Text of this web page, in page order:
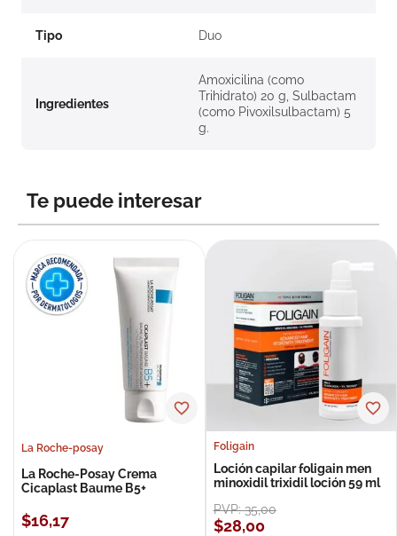
Tipo Duo
Ingredientes
Amoxicilina (como
Trihidrato) 20 g, Sulbactam
(como Pivoxilsulbactam) 5
g.
Te puede interesar
La Roche-posay
La Roche-Posay Crema
Cicaplast Baume B5+
$16,17
Foligain
Loción capilar foligain men
minoxidil trixidil loción 59 ml
PVP:35,00
$28,00